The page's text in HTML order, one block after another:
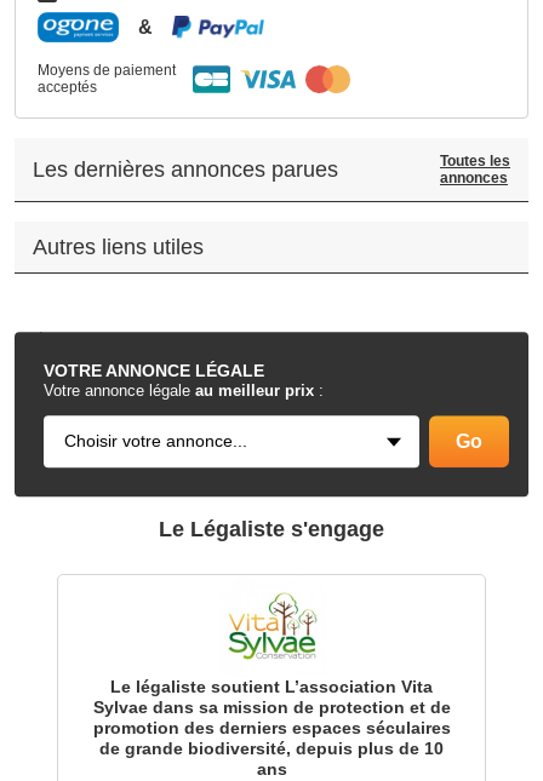
VOTREANNONCE LÉGALE
Votre annonce légale au meilleur prix :
&
Moyens de paiement
acceptés
Les dernières annonces parues
Toutes les
annonces
Autres liens utiles
.
Le Légaliste s'engage
Le légaliste soutient L’association Vita
Sylvae dans sa mission de protection et de
promotion des derniers espaces séculaires
de grande biodiversité, depuis plus de 10
ans